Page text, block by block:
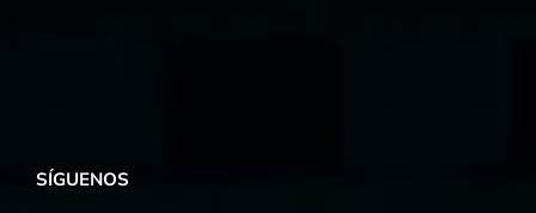
SÍGUENOS